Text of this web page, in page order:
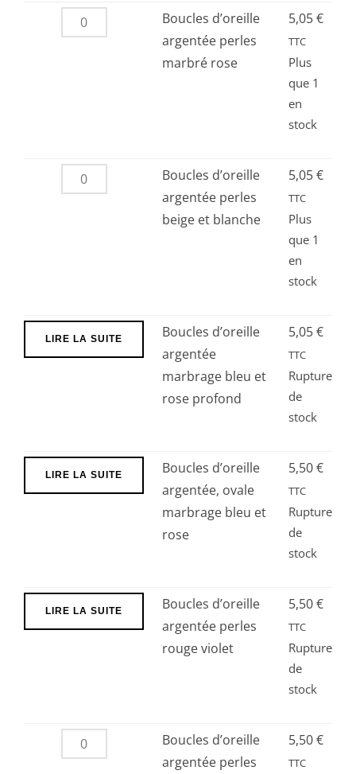
Boucles d’oreille
argentée perles
marbré rose
5,05€
TTC
Plus
que 1
en
stock
blanche
Boucles d’oreille
argentée perles
beige et blanche
5,05€
TTC
Plus
que 1
en
stock
LIRE LA SUITE
Boucles d’oreille
argentée
marbrage bleu et
rose profond
5,05€
TTC
Rupture
de
stock
LIRE LA SUITE
Boucles d’oreille
argentée, ovale
marbrage bleu et
rose
5,50€
TTC
Rupture
de
stock
LIRE LA SUITE
Boucles d’oreille
argentée perles
rouge violet
5,50€
TTC
Rupture
de
stock
Boucles d’oreille
argentée perles
5,50€
TTC